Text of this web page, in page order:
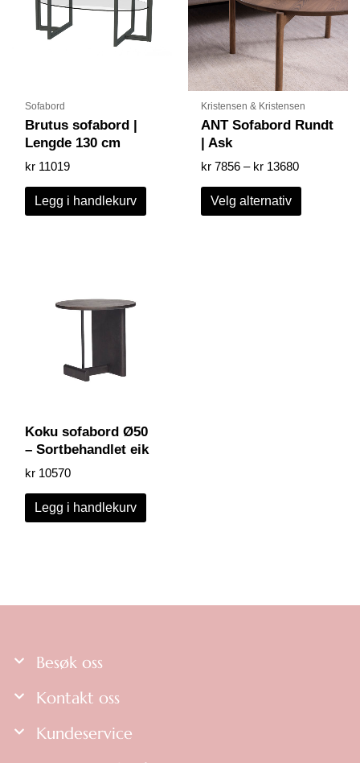
Sofabord
Brutus sofabord |
Lengde 130 cm
kr 11019
Legg i handlekurv
Kristensen & Kristensen
ANT Sofabord Rundt
| Ask
kr 7856 – kr 13680
Velg alternativ
varianter.
kan
velges
på
Koku sofabord Ø50
– Sortbehandlet eik
kr 10570
Legg i handlekurv
Besøk oss
Kontakt oss
Kundeservice